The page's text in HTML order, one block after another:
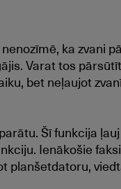
ka zvani
Varat tos
bet neļaujot
Šī funkcija
Ienākošie
planšetdatoru,